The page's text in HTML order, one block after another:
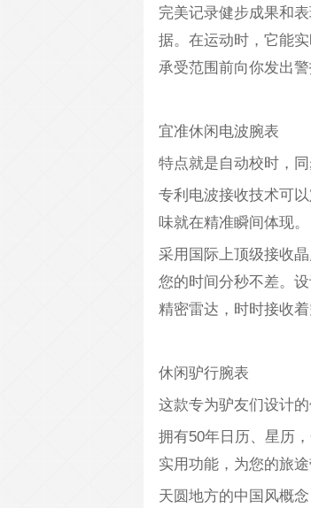
完美记录健步成果和
据。在运动时，它能
承受范围前向你发出
宜准休闲电波腕表
特点就是自动校时，同
专利电波接收技术可
味就在精准瞬间体现。
采用国际上顶级接收
您的时间分秒不差。
精密雷达，时时接收着
休闲驴行腕表
这款专为驴友们设计
拥有50年日历、星历
实用功能，为您的旅途
天圆地方的中国风概